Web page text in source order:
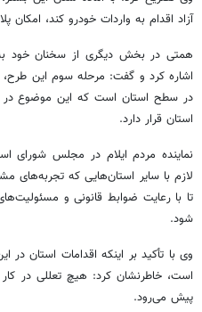
آزاد اقدام به واردات خودرو کند،
همتی در بخش دیگری از سخنان خود به
اشاره کرد و گفت: مرحله سوم این طرح،
در سطح استان است که این موضوع در
استان قرار دارد.
نماینده مردم ایلام در مجلس شورای
لازم با سایر استان‌هایی که تجربه‌های
تا با رعایت ضوابط قانونی و
شود.
وی با تأکید بر اینکه اقدامات استان
است، خاطرنشان کرد: هیچ تعللی در
پیش می‌رود.